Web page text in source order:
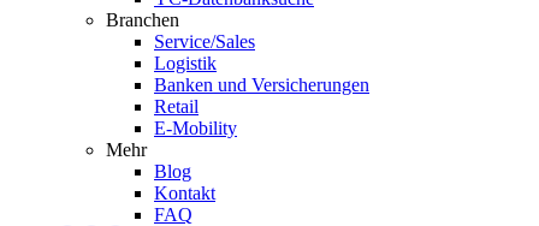
Branchen
Service/Sales
Logistik
Banken und Versicherungen
Retail
E-Mobility
Mehr
Blog
Kontakt
FAQ